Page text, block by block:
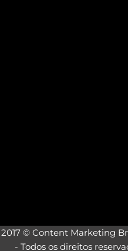
2017 © Content Marketing
- Todos os direitos